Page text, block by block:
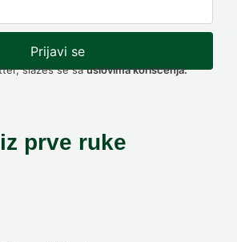
Prijavi se
slažeš se sauslovima korišćenja.
prve ruke